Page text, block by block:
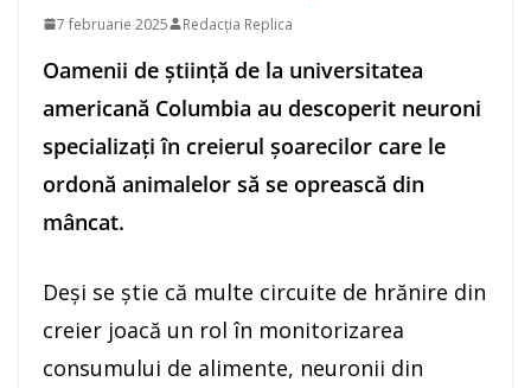
7 februarie 2025 Redacția Replica
Oamenii de ştiinţă de la universitatea
americană Columbia au descoperit neuroni
specializaţi în creierul şoarecilor care le
ordonă animalelor să se oprească din
mâncat.
Deşi se ştie că multe circuite de hrănire din
creier joacă un rol în monitorizarea
consumului de alimente, neuronii din